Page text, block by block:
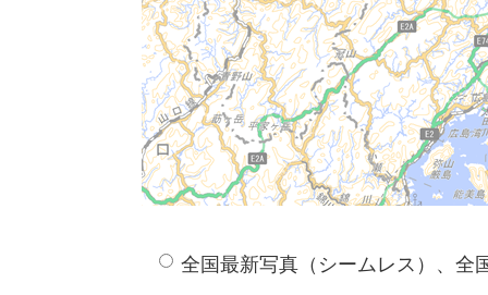
全国最新写真（シームレス）、全